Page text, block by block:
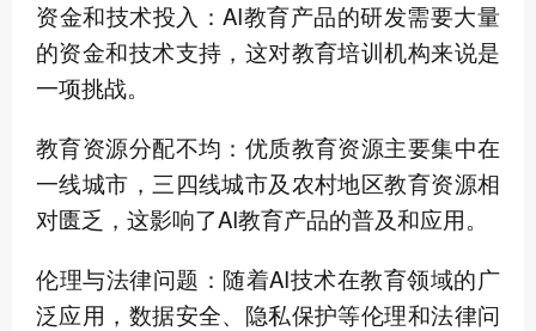
资金和技术投入：AI教育产品的研发需要大量
的资金和技术支持，这对教育培训机构来说是
一项挑战。
教育资源分配不均：优质教育资源主要集中在
一线城市，三四线城市及农村地区教育资源相
对匮乏，这影响了AI教育产品的普及和应用。
伦理与法律问题：随着AI技术在教育领域的广
泛应用，数据安全、隐私保护等伦理和法律问